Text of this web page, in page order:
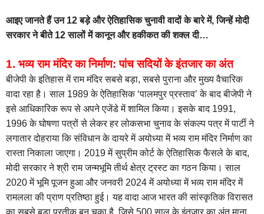
आइए जानते हैं उन 12 बड़े और ऐतिहासिक चुनावी वादों के बारे में, जिन्हें मोदी
सरकार ने बीते 12 सालों में कानून और हकीकत की शक्ल दी…
1. भव्य राम मंदिर का निर्माण: पांच सदियों के इंतजार का अंत
बीजेपी के इतिहास में राम मंदिर सबसे बड़ा, सबसे पुराना और मुख्य वैचारिक
वादा रहा है। साल 1989 के ऐतिहासिक ‘पालमपुर प्रस्ताव’ के बाद बीजेपी ने
इसे आधिकारिक रूप से अपने एजेंडे में शामिल किया। इसके बाद 1991,
1996 के घोषणा पत्रों से लेकर हर लोकसभा चुनाव के संकल्प पत्र में पार्टी ने
लगातार दोहराया कि संविधान के दायरे में अयोध्या में भव्य राम मंदिर निर्माण का
रास्ता निकाला जाएगा। 2019 में सुप्रीम कोर्ट के ऐतिहासिक फैसले के बाद,
मोदी सरकार ने श्री राम जन्मभूमि तीर्थ क्षेत्र ट्रस्ट का गठन किया। साल
2020 में भूमि पूजन हुआ और जनवरी 2024 में अयोध्या में भव्य राम मंदिर में
रामलला की प्राण प्रतिष्ठा हुई। यह वादा आज भारत की सांस्कृतिक विरासत